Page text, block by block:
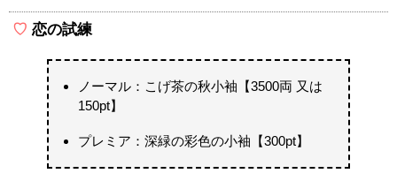
恋の試練
ノーマル：こげ茶の秋小袖【3500両 又は
150pt】
プレミア：深緑の彩色の小袖【300pt】